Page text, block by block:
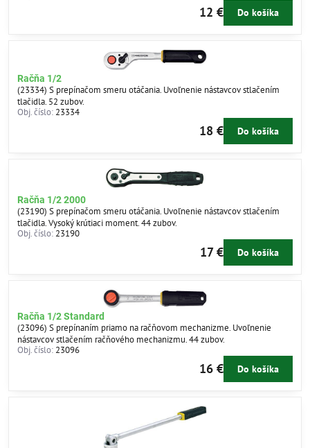
12 € Do košíka
Račňa 1/2
(23334) S prepínačom smeru otáčania. Uvoľnenie nástavcov stlačením
tlačidla. 52 zubov.
Obj. číslo: 23334
18 € Do košíka
Račňa 1/2 2000
(23190) S prepínačom smeru otáčania. Uvoľnenie nástavcov stlačením
tlačidla. Vysoký krútiaci moment. 44 zubov.
Obj. číslo: 23190
17 € Do košíka
Račňa 1/2 Standard
(23096) S prepínaním priamo na račňovom mechanizme. Uvoľnenie
nástavcov stlačením račňového mechanizmu. 44 zubov.
Obj. číslo: 23096
16 € Do košíka